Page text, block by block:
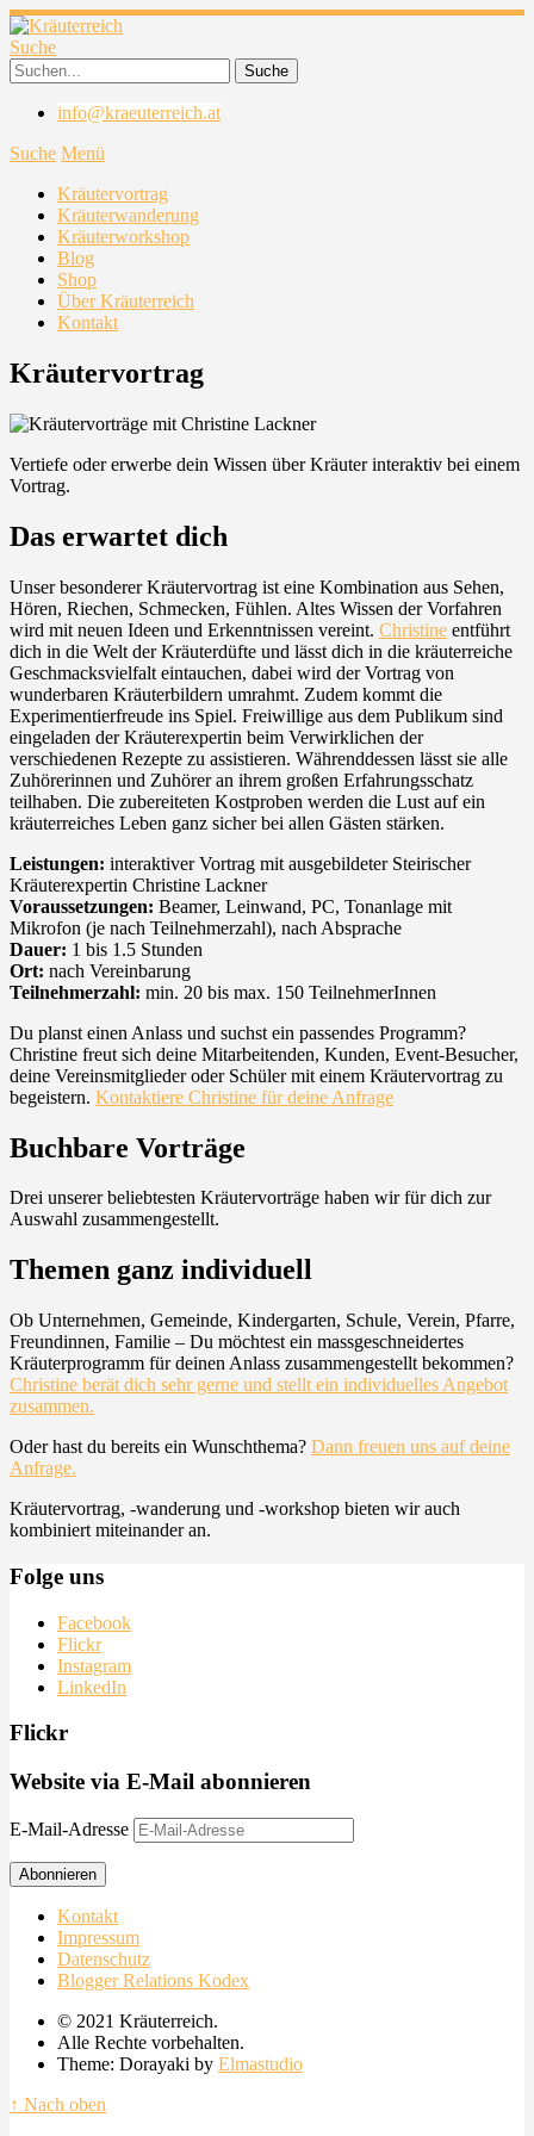
Suche
info@kraeuterreich.at
Suche Menü
Kräutervortrag
Kräuterwanderung
Kräuterworkshop
Blog
Shop
Über Kräuterreich
Kontakt
Kräutervortrag
Vertiefe oder erwerbe dein Wissen über Kräuter interaktiv bei einem
Vortrag.
Das erwartet dich
Unser besonderer Kräutervortrag ist eine Kombination aus Sehen,
Hören, Riechen, Schmecken, Fühlen. Altes Wissen der Vorfahren
wird mit neuen Ideen und Erkenntnissen vereint. Christine entführt
dich in die Welt der Kräuterdüfte und lässt dich in die kräuterreiche
Geschmacksvielfalt eintauchen, dabei wird der Vortrag von
wunderbaren Kräuterbildern umrahmt. Zudem kommt die
Experimentierfreude ins Spiel. Freiwillige aus dem Publikum sind
eingeladen der Kräuterexpertin beim Verwirklichen der
verschiedenen Rezepte zu assistieren. Währenddessen lässt sie alle
Zuhörerinnen und Zuhörer an ihrem großen Erfahrungsschatz
teilhaben. Die zubereiteten Kostproben werden die Lust auf ein
kräuterreiches Leben ganz sicher bei allen Gästen stärken.
Leistungen: interaktiver Vortrag mit ausgebildeter Steirischer
Kräuterexpertin Christine Lackner
Voraussetzungen: Beamer, Leinwand, PC, Tonanlage mit
Mikrofon (je nach Teilnehmerzahl), nach Absprache
Dauer: 1 bis 1.5 Stunden
Ort: nach Vereinbarung
Teilnehmerzahl: min. 20 bis max. 150 TeilnehmerInnen
Du planst einen Anlass und suchst ein passendes Programm?
Christine freut sich deine Mitarbeitenden, Kunden, Event-Besucher,
deine Vereinsmitglieder oder Schüler mit einem Kräutervortrag zu
begeistern. Kontaktiere Christine für deine Anfrage
Buchbare Vorträge
Drei unserer beliebtesten Kräutervorträge haben wir für dich zur
Auswahl zusammengestellt.
Themen ganz individuell
Ob Unternehmen, Gemeinde, Kindergarten, Schule, Verein, Pfarre,
Freundinnen, Familie – Du möchtest ein massgeschneidertes
Kräuterprogramm für deinen Anlass zusammengestellt bekommen?
Christine berät dich sehr gerne und stellt ein individuelles Angebot
zusammen.
Oder hast du bereits ein Wunschthema? Dann freuen uns auf deine
Anfrage.
Kräutervortrag, -wanderung und -workshop bieten wir auch
kombiniert miteinander an.
Folge uns
Facebook
Flickr
Instagram
LinkedIn
Flickr
Website via E-Mail abonnieren
E-Mail-Adresse
Abonnieren
Kontakt
Impressum
Datenschutz
Blogger Relations Kodex
© 2021 Kräuterreich.
Alle Rechte vorbehalten.
Theme: Dorayaki by Elmastudio
↑ Nach oben